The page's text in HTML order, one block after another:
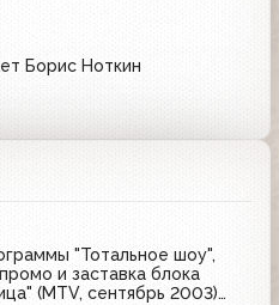
Борис Ноткин
"Тотальное шоу",
и заставка блока
(MTV, сентябрь 2003)